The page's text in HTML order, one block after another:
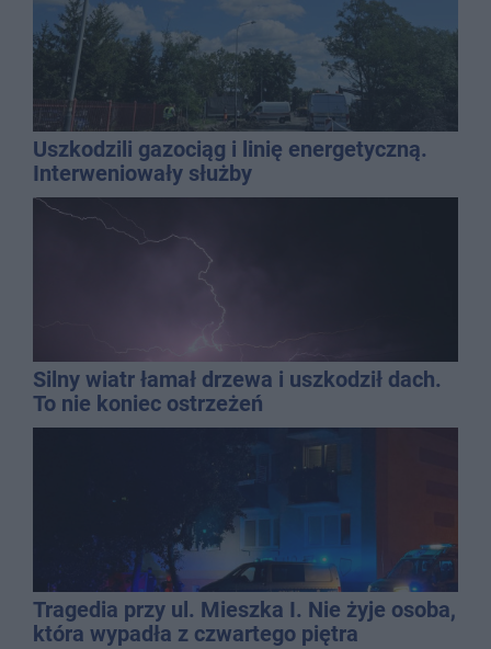
Uszkodzili gazociąg i linię energetyczną.
Interweniowały służby
Silny wiatr łamał drzewa i uszkodził dach.
To nie koniec ostrzeżeń
Tragedia przy ul. Mieszka I. Nie żyje osoba,
która wypadła z czwartego piętra